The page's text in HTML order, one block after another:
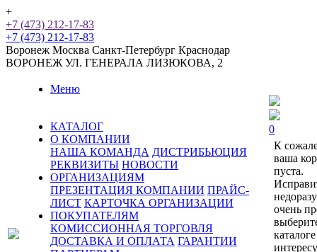
+
+7 (473) 212-17-83
+7 (473) 212-17-83
Воронеж Москва Санкт-Петербург Краснодар
ВОРОНЕЖ УЛ. ГЕНЕРАЛА ЛИЗЮКОВА, 2
Меню
КАТАЛОГ
О КОМПАНИИ
НАША КОМАНДА ДИСТРИБЬЮЦИЯ
РЕКВИЗИТЫ НОВОСТИ
ОРГАНИЗАЦИЯМ
ПРЕЗЕНТАЦИЯ КОМПАНИИ ПРАЙС-
ЛИСТ КАРТОЧКА ОРГАНИЗАЦИИ
ПОКУПАТЕЛЯМ
КОМИССИОННАЯ ТОРГОВЛЯ
ДОСТАВКА И ОПЛАТА ГАРАНТИИ
0
К
ваша
пуста.
очень
каталоге